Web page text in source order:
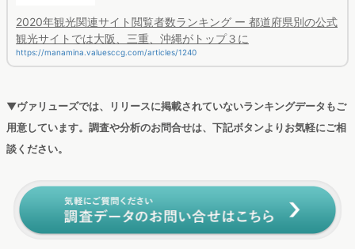
▼ヴァリューズでは、リリースに掲載されていないランキングデータもご
用意しています。調査や分析のお問合せは、下記ボタンよりお気軽にご相
＼Googleでマナミナをフォロー！／